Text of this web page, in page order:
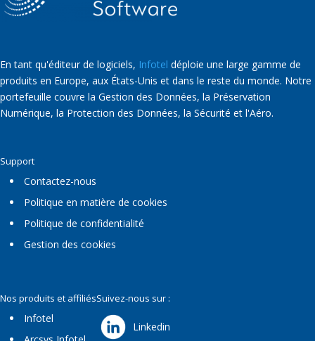
En tant qu'éditeur de logiciels, Infotel déploie une large gamme de
produits en Europe, aux États-Unis et dans le reste du monde. Notre
portefeuille couvre la Gestion des Données, la Préservation
Numérique, la Protection des Données, la Sécurité et l'Aéro.
Support
Contactez-nous
Politique en matière de cookies
Politique de confidentialité
Gestion des cookies
Nos produits et affiliés
Infotel
Suivez-nous sur :
Linkedin